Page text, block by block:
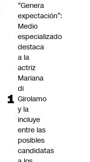
“Genera
expectación”:
Medio
especializado
destaca
a la
actriz
Mariana
di
Girolamo
y la
incluye
entre las
posibles
candidatas